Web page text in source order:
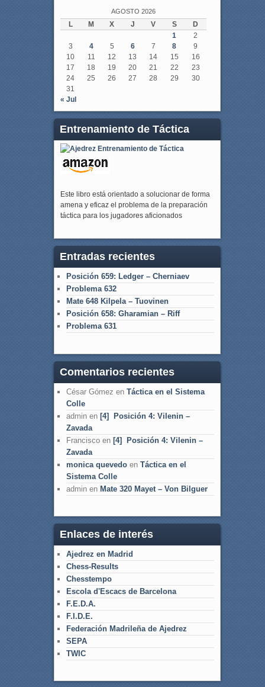
AGOSTO 2026
L M X J V S
D
1
2
3
4 5 6 7 8
9
10
11 12 13 14 15
16
17
18 19 20 21 22
23
24
25 26 27 28 29
30
31
« Jul
Entrenamiento de Táctica
Este libro está orientado a solucionar de forma
amena y eficaz el problema de la preparación
táctica para los jugadores aficionados
Entradas recientes
Posición 659: Ledger – Cherniaev
Problema 632
Mate 648 Kilpela – Tuovinen
Posición 658: Gharamian – Riff
Problema 631
Comentarios recientes
César Gómez en Táctica en el Sistema
Colle
adminen [4] Posición 4: Vilenin –
Zavada
Franciscoen [4] Posición 4: Vilenin –
Zavada
monica quevedoen Táctica en el
Sistema Colle
adminen Mate 320 Mayet – Von Bilguer
Enlaces de interés
Ajedrez en Madrid
Chess-Results
Chesstempo
Escola d'Escacs de Barcelona
F.E.D.A.
F.I.D.E.
Federación Madrileña de Ajedrez
SEPA
TWIC